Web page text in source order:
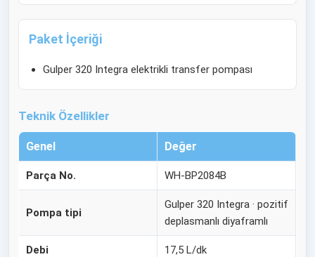
Paket İçeriği
Gulper 320 Integra elektrikli transfer pompası
Teknik Özellikler
Genel Değer
Parça No. WH-BP2084B
Pompa tipi
Gulper 320 Integra · pozitif
deplasmanlı diyaframlı
Debi 17,5 L/dk